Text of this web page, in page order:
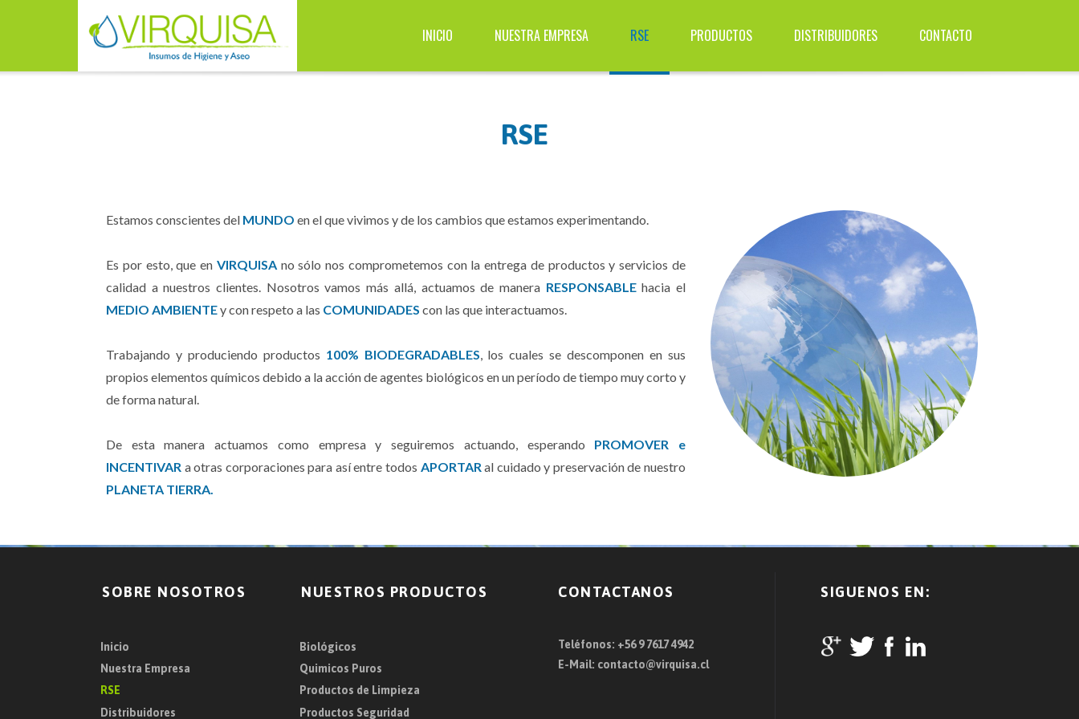
SOBRE NOSOTROS NUESTROS PRODUCTOS CONTACTANOS SIGUENOS EN:
Teléfonos: +56 9 7617 4942
E-Mail: contacto@virquisa.cl
Inicio
Nuestra Empresa
RSE
Distribuidores
Quimicos Puros
Biológicos
Productos de Limpieza
Productos Seguridad
INICIO NUESTRA EMPRESA RSE PRODUCTOS DISTRIBUIDORES CONTACTO
Estamos conscientes del MUNDO en el que vivimos y de los cambios que estamos experimentando.
Es por esto, que en VIRQUISA no sólo nos comprometemos con la entrega de productos y servicios de
calidad a nuestros clientes. Nosotros vamos más allá, actuamos de manera RESPONSABLEhacia el
MEDIO AMBIENTEy con respeto a las COMUNIDADES con las que interactuamos.
Trabajando y produciendo productos 100% BIODEGRADABLES, los cuales se descomponen en sus
propios elementos químicos debido a la acción de agentes biológicos en un período de tiempo muy corto y
de forma natural.
De esta manera actuamos como empresa y seguiremos actuando, esperando PROMOVER e
INCENTIVAR a otras corporaciones para así entre todos APORTARal cuidado y preservación de nuestro
PLANETA TIERRA.
RSE